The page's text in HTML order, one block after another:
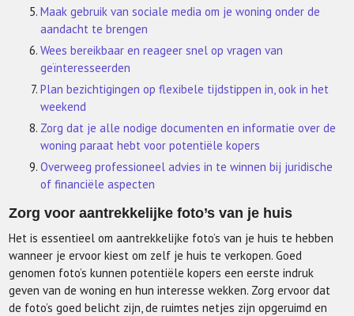
Maak gebruik van sociale media om je woning onder de
aandacht te brengen
Wees bereikbaar en reageer snel op vragen van
geïnteresseerden
Plan bezichtigingen op flexibele tijdstippen in, ook in het
weekend
Zorg dat je alle nodige documenten en informatie over de
woning paraat hebt voor potentiële kopers
Overweeg professioneel advies in te winnen bij juridische
of financiële aspecten
Zorg voor aantrekkelijke foto’s van je huis
Het is essentieel om aantrekkelijke foto’s van je huis te hebben
wanneer je ervoor kiest om zelf je huis te verkopen. Goed
genomen foto’s kunnen potentiële kopers een eerste indruk
geven van de woning en hun interesse wekken. Zorg ervoor dat
de foto’s goed belicht zijn, de ruimtes netjes zijn opgeruimd en